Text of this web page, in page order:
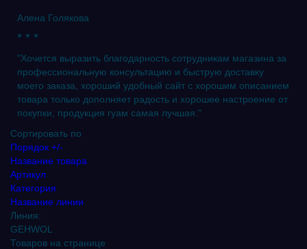
Алена Голякова
* * *
"Хочется выразить благодарность сотрудникам магазина за
профессиональную консультацию и быструю доставку
моего заказа, хороший удобный сайт с хорошим описанием
товара только дополняет радость и хорошее настроение от
покупки, продукция гуам самая лучшая."
Сортировать по
Порядок +/-
Название товара
Артикул
Категория
Название линии
Линия:
GEHWOL
Товаров на странице